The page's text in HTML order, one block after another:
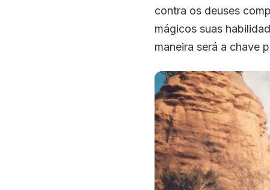
contra os deuses
mágicos suas
maneira será a chave